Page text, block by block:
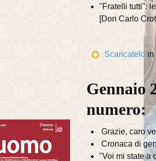
"Fratelli tutti":
[Don Carlo
Scaricatelo in
Gennaio
numero:
Grazie, caro
Cronaca di
"Voi mi state a